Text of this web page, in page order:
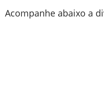
Acompanhe abaixo a